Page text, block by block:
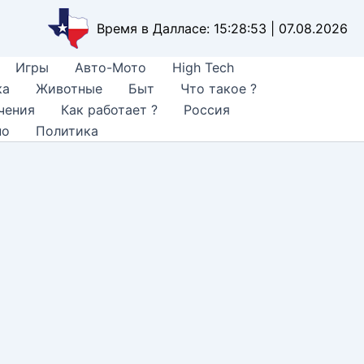
Время в Далласе: 15:28:54 | 07.08.2026
Игры Авто-Мото
High Tech
Животные Быт
Что такое ?
Как работает ?
Россия
Политика